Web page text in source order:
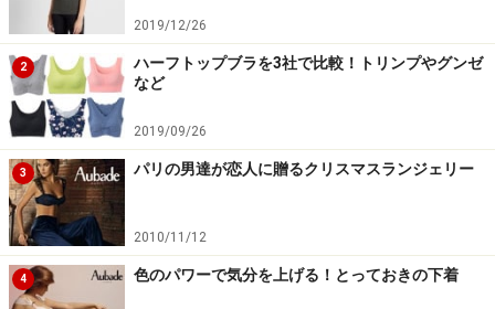
「魅力的な女」で居続けるために下着を選ぶ。
れたいという気持ちが、女性を美しくするのです。
では具体的にどんな下着がよいのでしょうか。さっそ
く、いつまでも素敵な女性であるための下着の選び方を
紹介しましょう。
フランス女性に学ぶ、セクシーさを磨く下
2019/12/26
2
ハーフトップブラを3社で比較！トリンプやグンゼ
など
2019/09/26
3 パリの男達が恋人に贈るクリスマスランジェリー
2010/11/12
4 色のパワーで気分を上げる！とっておきの下着